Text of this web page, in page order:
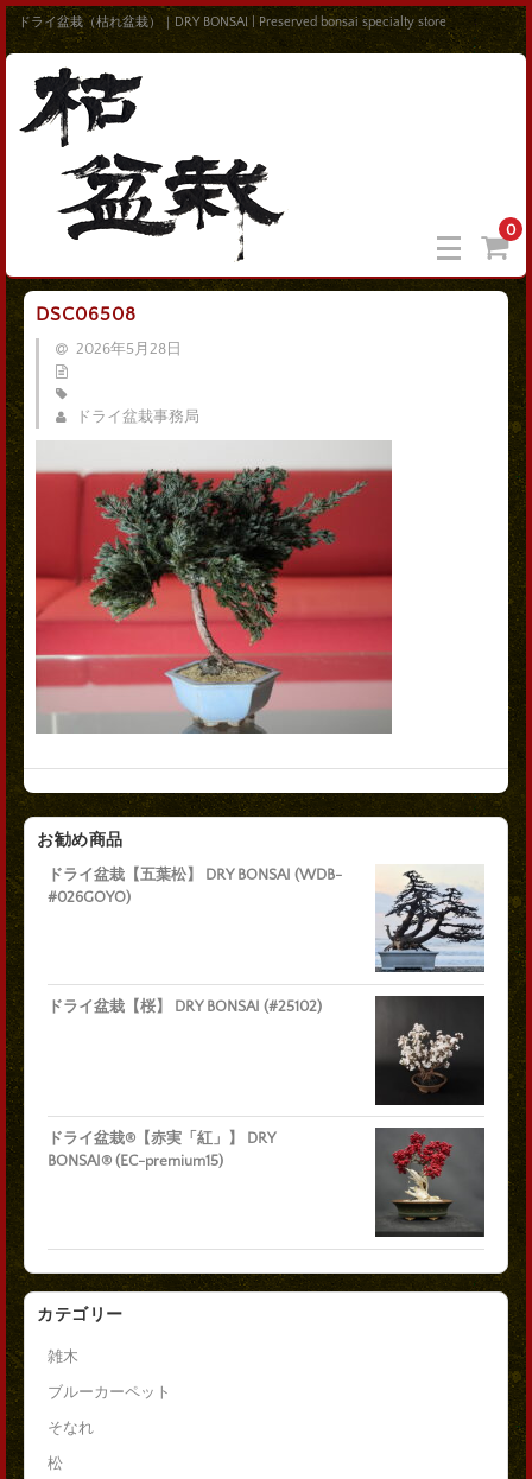
ドライ盆栽（枯れ盆栽）｜DRY BONSAI | Preserved bonsai specialty store
0
DSC06508
2026年5月28日
ドライ盆栽事務局
お勧め商品
ドライ盆栽【五葉松】 DRY BONSAI (WDB-
#026GOYO)
ドライ盆栽【桜】 DRY BONSAI (#25102)
ドライ盆栽®【赤実「紅」】 DRY
BONSAI® (EC-premium15)
カテゴリー
雑木
ブルーカーペット
そなれ
松